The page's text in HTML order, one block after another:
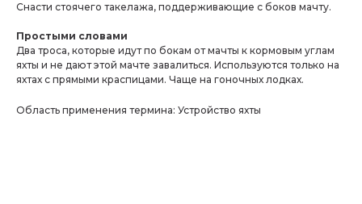
Снасти стоячего такелажа, поддерживающие с боков мачту.
Простыми словами
Два троса, которые идут по бокам от мачты к кормовым углам
яхты и не дают этой мачте завалиться. Используются только на
яхтах с прямыми краспицами. Чаще на гоночных лодках.
Область применения термина: Устройство яхты